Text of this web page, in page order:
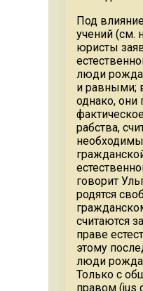
Под
учений (см.
юристы
люди
и равными;
однако, они
рабства,
говорит
родятся
считаются
праве
этому
люди
Только с
правом (jus